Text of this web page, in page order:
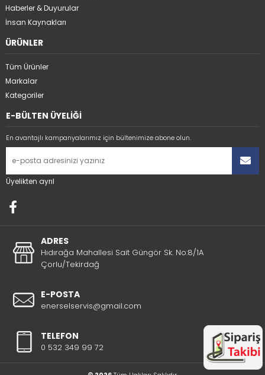
Haberler & Duyurular
İnsan Kaynakları
ÜRÜNLER
Tüm Ürünler
Markalar
Kategoriler
E-BÜLTEN ÜYELİĞİ
En avantajlı kampanyalarımız için bültenimize abone olun.
Üyelikten ayrıl
ADRES
Hıdırağa Mahallesi Sait Güngör Sk. No:8/1A
Çorlu/Tekirdağ
E-POSTA
enerselservis@gmail.com
TELEFON
0 532 349 99 72